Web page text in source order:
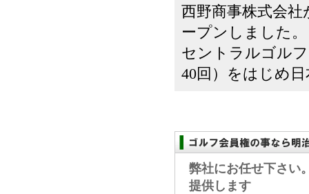
西野商事株式会社
ープンしました。
セントラルゴル
40回）をはじめ
弊社にお任せ下さい
提供します